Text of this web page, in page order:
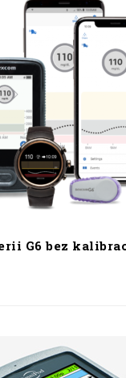
G6 bez